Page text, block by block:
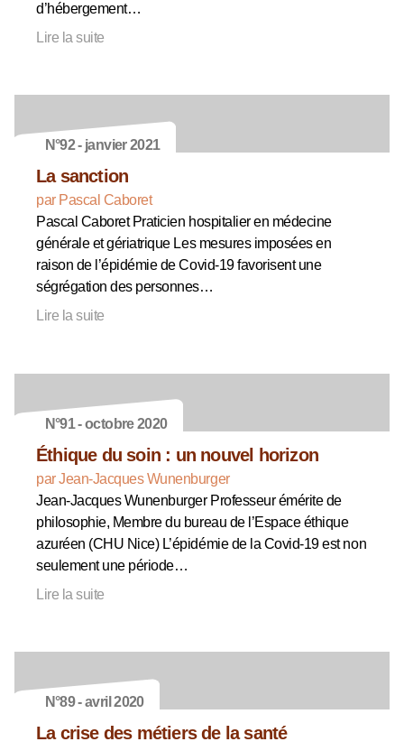
d’hébergement…
Lire la suite
N°92 - janvier 2021
La sanction
par Pascal Caboret
Pascal Caboret Praticien hospitalier en médecine
générale et gériatrique Les mesures imposées en
raison de l’épidémie de Covid-19 favorisent une
ségrégation des personnes…
Lire la suite
N°91 - octobre 2020
Éthique du soin : un nouvel horizon
par Jean-Jacques Wunenburger
Jean-Jacques Wunenburger Professeur émérite de
philosophie, Membre du bureau de l’Espace éthique
azuréen (CHU Nice) L’épidémie de la Covid-19 est non
seulement une période…
Lire la suite
N°89 - avril 2020
La crise des métiers de la santé